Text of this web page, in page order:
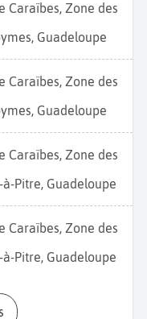
Caraïbes, Zone des
Guadeloupe
Caraïbes, Zone des
Guadeloupe
Caraïbes, Zone des
à-Pitre, Guadeloupe
Caraïbes, Zone des
à-Pitre, Guadeloupe